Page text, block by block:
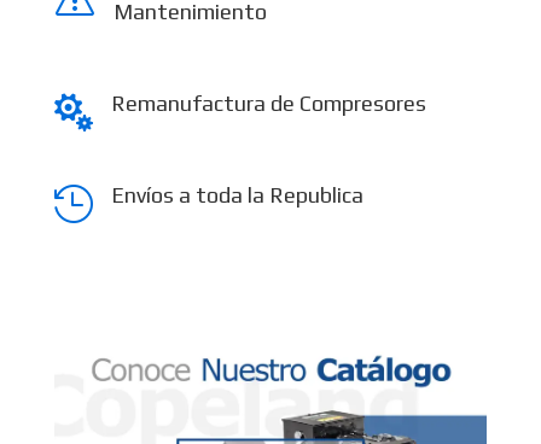
Mantenimiento
 Remanufactura de Compresores
 Envíos a toda la Republica